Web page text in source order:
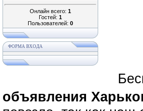
Онлайн всего: 1
Гостей: 1
Пользователей: 0
ФОРМА ВХОДА
объявления